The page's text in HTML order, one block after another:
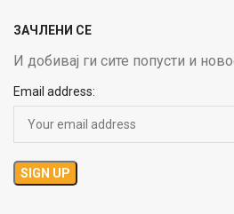
ЗАЧЛЕНИ СЕ
И добивај ги сите попусти и
Email address: